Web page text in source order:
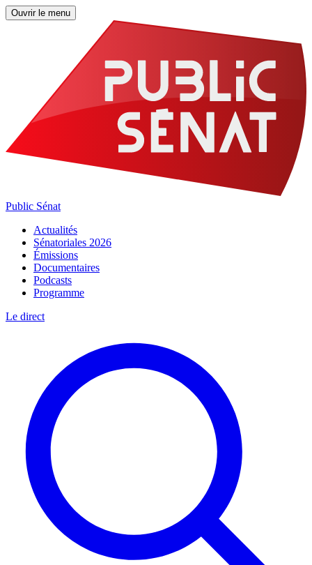
Ouvrir le menu
Public Sénat
Actualités
Sénatoriales 2026
Émissions
Documentaires
Podcasts
Programme
Le direct